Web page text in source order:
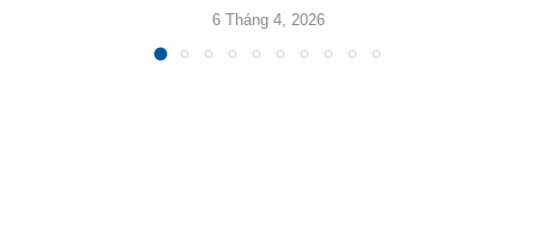
6 Tháng 4, 2026